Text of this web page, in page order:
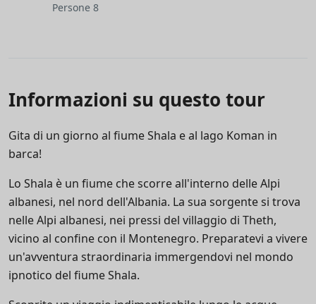
Persone 8
Informazioni su questo tour
Gita di un giorno al fiume Shala e al lago Koman in
barca!
Lo Shala è un fiume che scorre all'interno delle Alpi
albanesi, nel nord dell'Albania. La sua sorgente si trova
nelle Alpi albanesi, nei pressi del villaggio di Theth,
vicino al confine con il Montenegro. Preparatevi a vivere
un'avventura straordinaria immergendovi nel mondo
ipnotico del fiume Shala.